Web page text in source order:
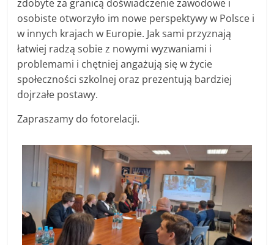
zdobyte za granicą doświadczenie zawodowe i
osobiste otworzyło im nowe perspektywy w Polsce i
w innych krajach w Europie. Jak sami przyznają
łatwiej radzą sobie z nowymi wyzwaniami i
problemami i chętniej angażują się w życie
społeczności szkolnej oraz prezentują bardziej
dojrzałe postawy.
Zapraszamy do fotorelacji.